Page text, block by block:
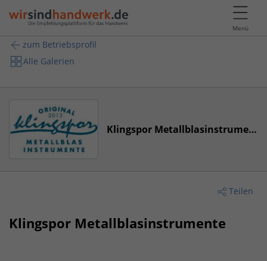
Menü
zum Betriebsprofil
Alle Galerien
Klingspor Metallblasinstrumente
Teilen
Klingspor Metallblasinstrumente